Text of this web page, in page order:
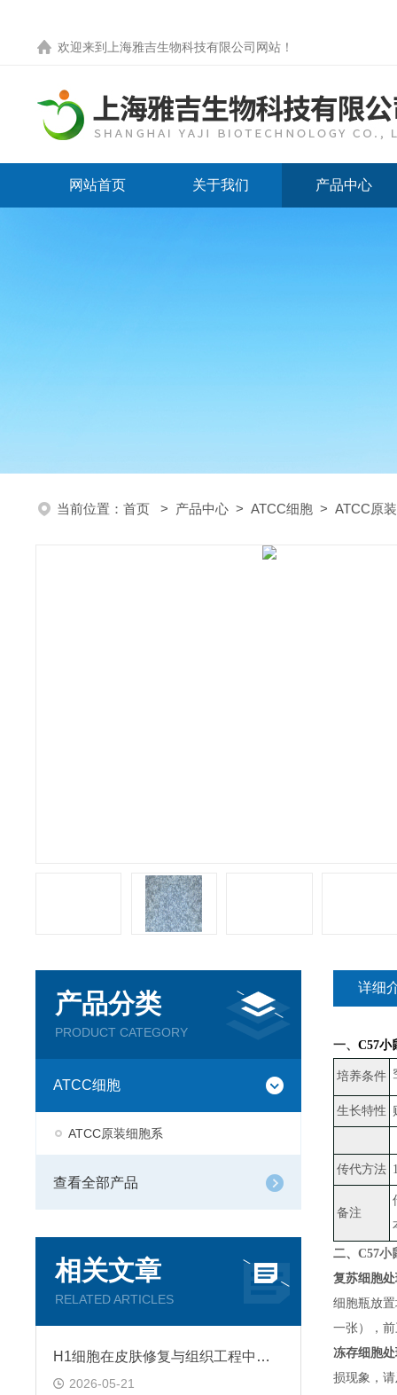
欢迎来到 上海雅吉生物科技有限公司网站 ！
网站首页 关于我们 产品中心
当前位置： 首页 > 产品中心 > ATCC细胞 > ATCC原
产品分类
PRODUCT CATEGORY
ATCC细胞
ATCC原装细胞系
查看全部产品
相关文章
RELATED ARTICLES
H1细胞在皮肤修复与组织工程中的应用前景
2026-05-21
详细
一、 C57小
培养条件
生长特性
传代方法
备注
二、 C57小
复苏细胞
细胞瓶放
一张）
，
冻存细胞
损现象，